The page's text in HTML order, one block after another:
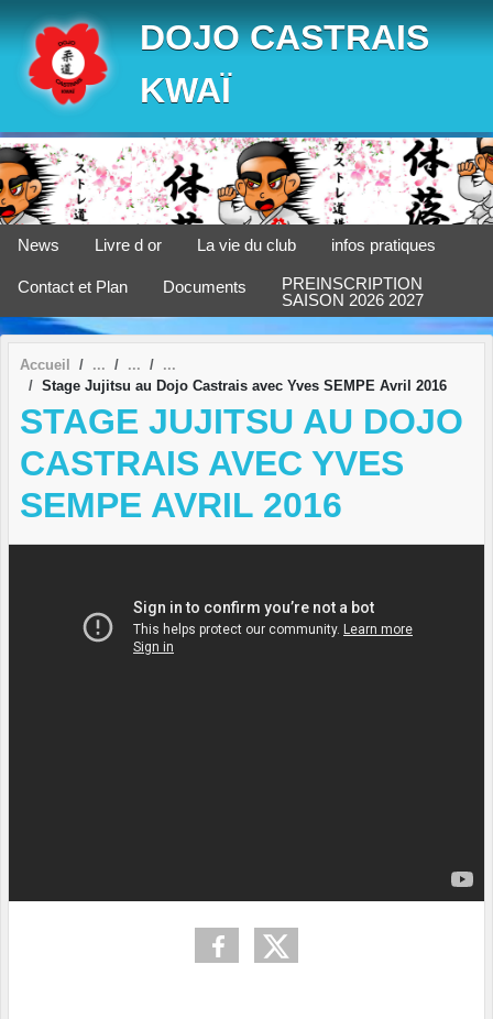
DOJO CASTRAIS
KWAÏ
News Livre d or La vie du club infos pratiques
Contact et Plan Documents
PREINSCRIPTION
SAISON 2026 2027
Accueil
Stage Jujitsu au Dojo Castrais avec Yves SEMPE Avril 2016
STAGE JUJITSU AU DOJO
CASTRAIS AVEC YVES
SEMPE AVRIL 2016
Panneau de gestion des cookies